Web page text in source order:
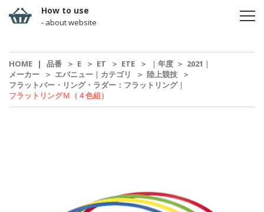
How to use
- about website
HOME | 品番 ＞ E ＞ ET ＞ ETE ＞ | 年度 ＞ 2021 |
メーカー
＞ エバニュー | カテゴリ ＞ 陸上競技
＞
フラットバー・リング・ラダー：フラットリング|
フラットリングＭ（４色組）